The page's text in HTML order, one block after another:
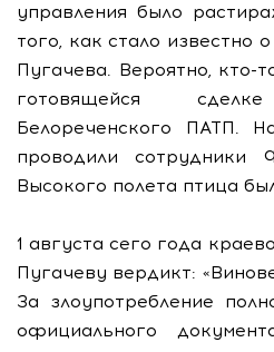
управления было
того, как стало известно
Пугачева. Вероятно,
готовящейся
Белореченского ПАТП.
проводили
Высокого полета птица
1 августа сего года
Пугачеву вердикт:
За злоупотребление
официального